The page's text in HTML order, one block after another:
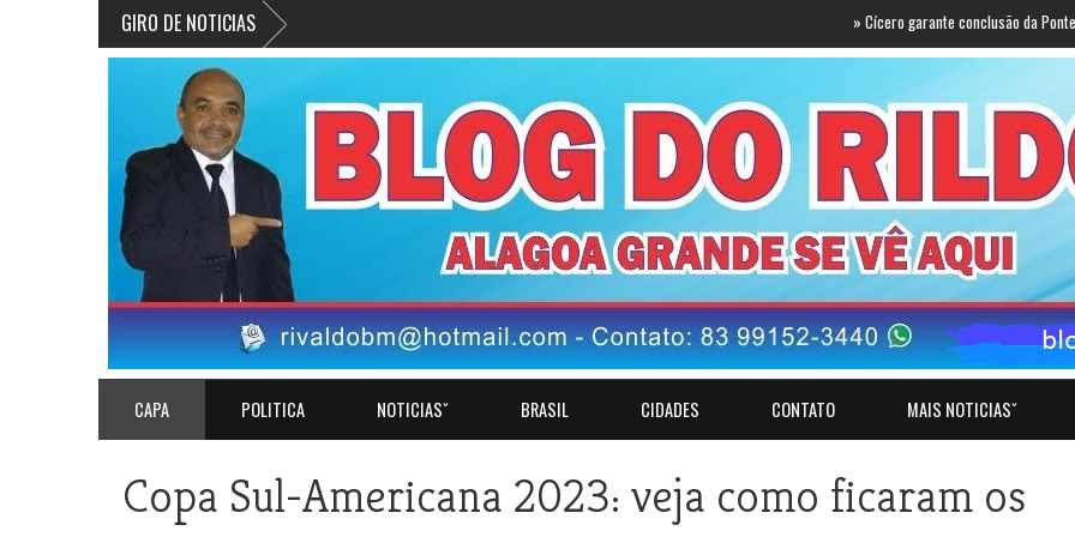
GIRO DE NOTICIAS Cícero garante conclusão da Ponte do
CAPA POLITICA NOTICIASˇ BRASIL CIDADES CONTATO MAIS NOTICIASˇ
Copa Sul-Americana 2023: veja como ficaram os